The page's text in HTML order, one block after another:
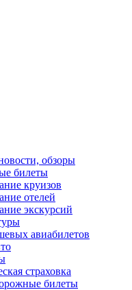
обзоры
билеты
круизов
отелей
экскурсий
авиабилетов
страховка
билеты